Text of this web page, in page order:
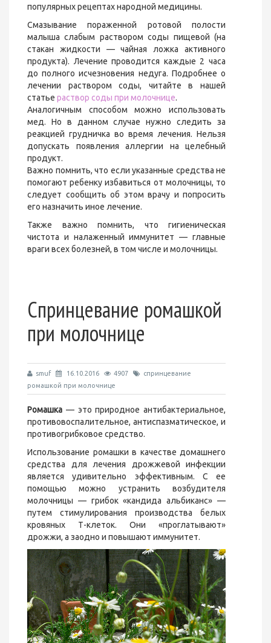
популярных рецептах народной медицины.
Смазывание пораженной ротовой полости
малыша слабым раствором соды пищевой (на
стакан жидкости — чайная ложка активного
продукта). Лечение проводится каждые 2 часа
до полного исчезновения недуга. Подробнее о
лечении раствором соды, читайте в нашей
статье раствор соды при молочнице.
Аналогичным способом можно использовать
мед. Но в данном случае нужно следить за
реакцией грудничка во время лечения. Нельзя
допускать появления аллергии на целебный
продукт.
Важно помнить, что если указанные средства не
помогают ребенку избавиться от молочницы, то
следует сообщить об этом врачу и попросить
его назначить иное лечение.
Также важно помнить, что гигиеническая
чистота и налаженный иммунитет — главные
враги всех болезней, в том числе и молочницы.
Спринцевание ромашкой
при молочнице
smuf 16.10.2016 4907
спринцевание
ромашкой при молочнице
Ромашка — это природное антибактериальное,
противовоспалительное, антиспазматическое, и
противогрибковое средство.
Использование ромашки в качестве домашнего
средства для лечения дрожжевой инфекции
является удивительно эффективным. С ее
помощью можно устранить возбудителя
молочницы — грибок «кандида альбиканс» —
путем стимулирования производства белых
кровяных Т-клеток. Они «проглатывают»
дрожжи, а заодно и повышают иммунитет.